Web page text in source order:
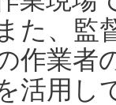
た、監
作業者
活用し